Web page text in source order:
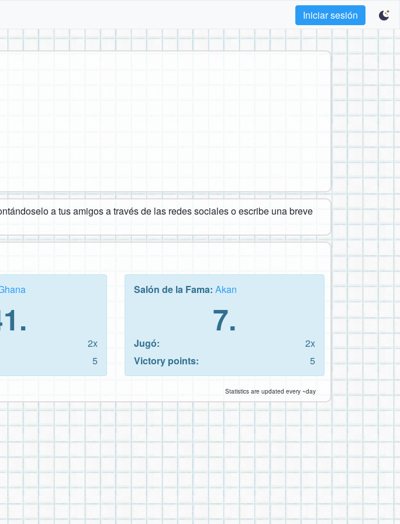
Iniciar sesión
a tus amigos a través de las redes sociales o escribe una breve
2x
5
Salón de la Fama: Akan
7.
Jugó:
2x
Victory points:
5
Statistics are updated every ~day